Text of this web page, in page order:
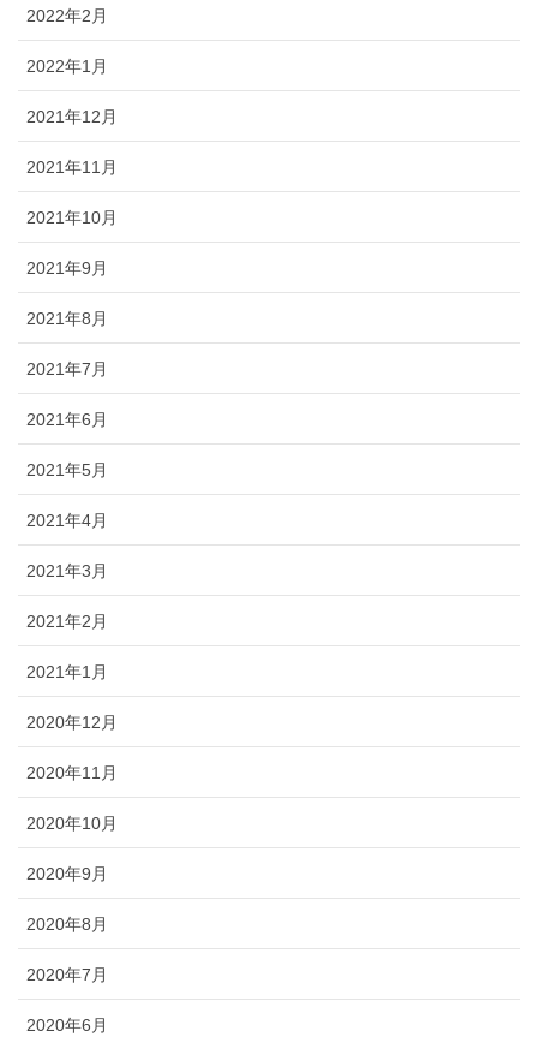
2022年2月
2022年1月
2021年12月
2021年11月
2021年10月
2021年9月
2021年8月
2021年7月
2021年6月
2021年5月
2021年4月
2021年3月
2021年2月
2021年1月
2020年12月
2020年11月
2020年10月
2020年9月
2020年8月
2020年7月
2020年6月